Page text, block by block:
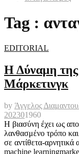
Tag :
EDITORIAL
Η Δύναμη της
Μάρκετινγκ
by Άγγελος
202301960
Η βιασύνη έχει ως
λανθασμένο τρόπο και
σε αντίθετα-
machine learning